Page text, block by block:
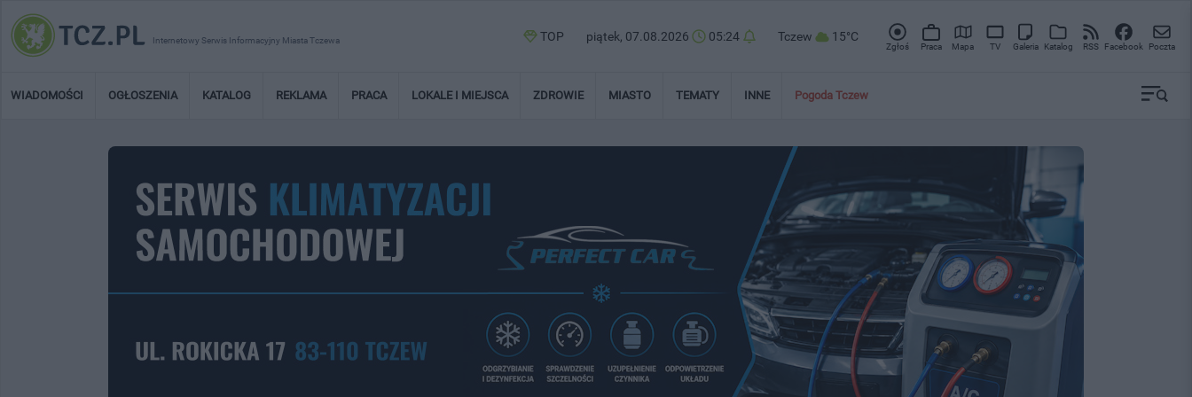
Internetowy Serwis Informacyjny Miasta Tczewa TOP piątek, 07.08.2026 05:24 Tczew 15°C
Zgłoś Praca Mapa TV Galeria Katalog RSS Facebook Poczta
WIADOMOŚCI OGŁOSZENIA KATALOG REKLAMA PRACA LOKALE I MIEJSCA ZDROWIE MIASTO TEMATY INNE Pogoda Tczew